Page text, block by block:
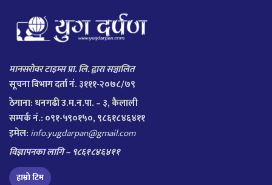
मानसरोवर टाइम्स प्रा. लि. द्वारा सञ्चालित
सूचना विभाग दर्ता नं. ३१११-२०७८/७९
ठेगाना: धनगढी उ.म.न.पा. – ३, कैलाली
सम्पर्क नं.: ०९१-५९०१५०, ९८६१८४६४११
इमेल: info.yugdarpan@gmail.com
विज्ञापनका लागि – ९८६१८४६४११
हाम्रो टिम